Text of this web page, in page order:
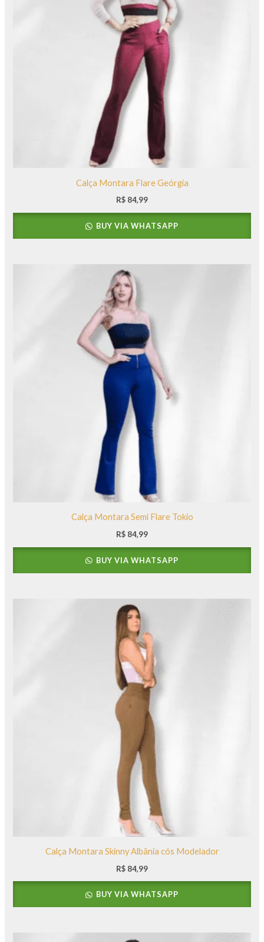
Calça Montara Flare Geórgia
R$ 84,99
BUY VIA WHATSAPP
Calça Montara Semi Flare Tokio
R$ 84,99
BUY VIA WHATSAPP
Calça Montara Skinny Albânia cós Modelador
R$ 84,99
BUY VIA WHATSAPP